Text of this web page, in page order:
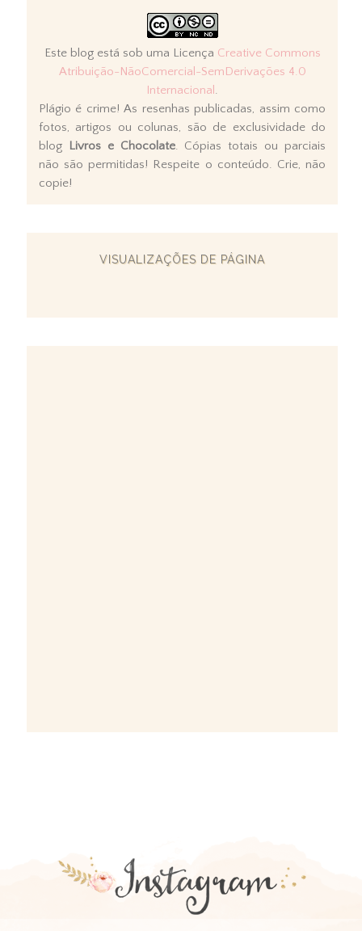
Este blog está sob uma Licença Creative Commons
Atribuição-NãoComercial-SemDerivações 4.0
Internacional .
Plágio é crime! As resenhas publicadas, assim como
fotos, artigos ou colunas, são de exclusividade do
blog Livros e Chocolate. Cópias totais ou parciais
não são permitidas! Respeite o conteúdo. Crie, não
copie!
VISUALIZAÇÕES DE PÁGINA